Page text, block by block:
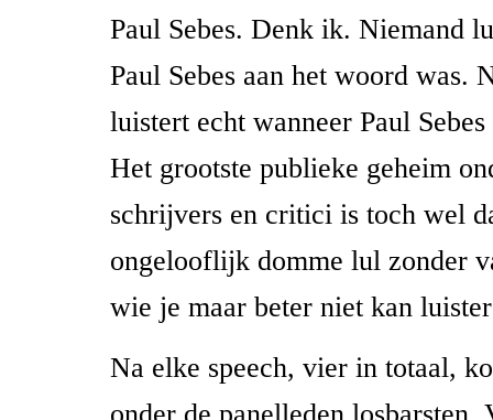
Paul Sebes. Denk ik. Niemand
Paul Sebes aan het woord was.
luistert echt wanneer Paul
Het grootste publieke geheim
schrijvers en critici is toch wel
ongelooflijk domme lul zonder
wie je maar beter niet kan
Na elke speech, vier in totaal,